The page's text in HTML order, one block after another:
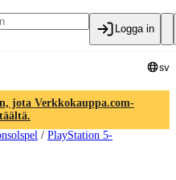
Logga in
sv
jota Verkkokauppa.com-
/ PlayStation 5-